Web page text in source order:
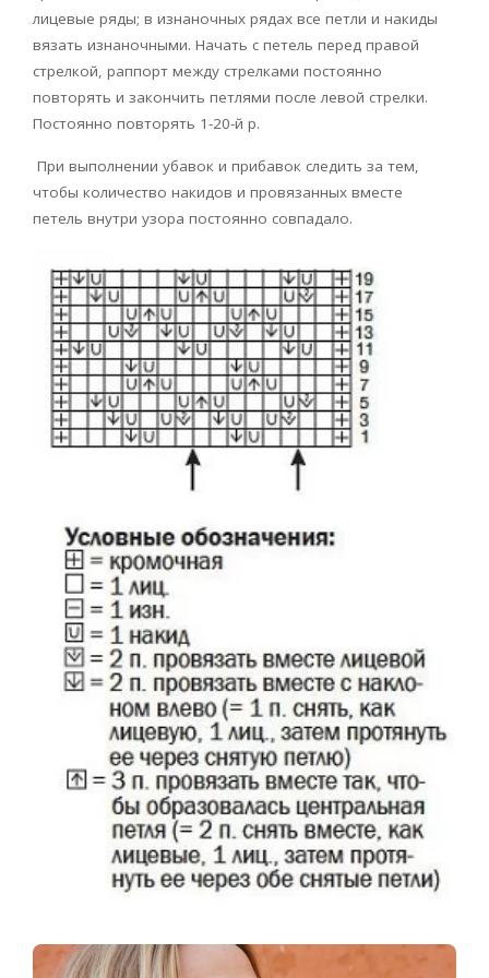
лицевые ряды; в изнаночных рядах все петли и накиды
вязать изнаночными. Начать с петель перед правой
стрелкой, раппорт между стрелками постоянно
повторять и закончить петлями после левой стрелки.
Постоянно повторять 1-20-й р.
При выполнении убавок и прибавок следить за тем,
чтобы количество накидов и провязанных вместе
петель внутри узора постоянно совпадало.